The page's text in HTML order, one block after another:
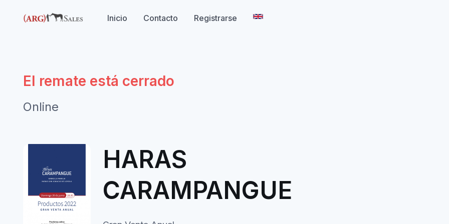
Inicio Contacto Registrarse
El remate está cerrado
Online
HARAS
CARAMPANGUE